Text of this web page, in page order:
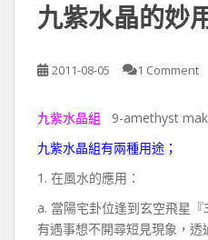
九紫水晶的妙
2011-08-05 1 Comment
九紫水晶組
9-amethyst
九紫水晶組有兩種用途；
1. 在風水的應用：
a. 當陽宅卦位逢到玄空飛星
有遇事想不開尋短見現象，透